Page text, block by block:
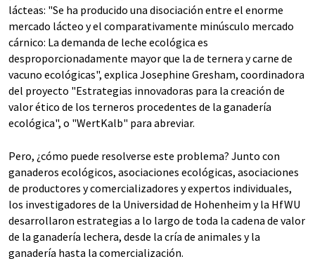
lácteas: "Se ha producido una disociación entre el enorme
mercado lácteo y el comparativamente minúsculo mercado
cárnico: La demanda de leche ecológica es
desproporcionadamente mayor que la de ternera y carne de
vacuno ecológicas", explica Josephine Gresham, coordinadora
del proyecto "Estrategias innovadoras para la creación de
valor ético de los terneros procedentes de la ganadería
ecológica", o "WertKalb" para abreviar.
Pero, ¿cómo puede resolverse este problema? Junto con
ganaderos ecológicos, asociaciones ecológicas, asociaciones
de productores y comercializadores y expertos individuales,
los investigadores de la Universidad de Hohenheim y la HfWU
desarrollaron estrategias a lo largo de toda la cadena de valor
de la ganadería lechera, desde la cría de animales y la
ganadería hasta la comercialización.